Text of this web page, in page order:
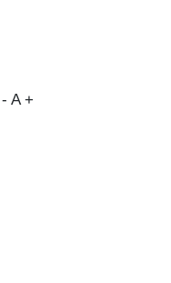
-A+